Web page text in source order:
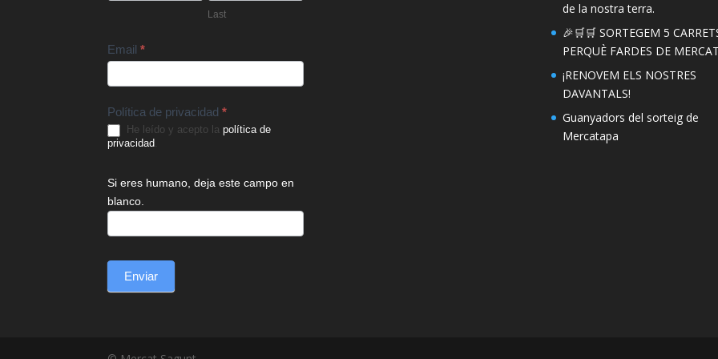
Last
Email*
Política de privacidad*
He leído y acepto lapolítica de
privacidad.
Si eres humano, deja este campo en
blanco.
Enviar
de la nostra terra.
🎉🛒🛒 SORTEGEM 5
PERQUÈ FARDES DE
¡RENOVEM ELS NOSTRES
DAVANTALS!
Guanyadors del sorteig de
Mercatapa